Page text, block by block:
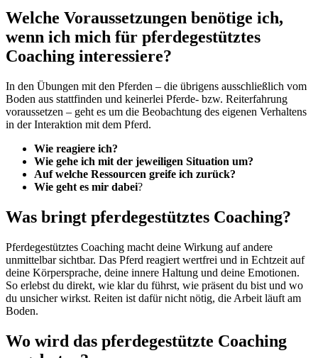
Welche Voraussetzungen benötige ich,
wenn ich mich für pferdegestütztes
Coaching interessiere?
In den Übungen mit den Pferden – die übrigens ausschließlich vom
Boden aus stattfinden und keinerlei Pferde- bzw. Reiterfahrung
voraussetzen – geht es um die Beobachtung des eigenen Verhaltens
in der Interaktion mit dem Pferd.
Wie reagiere ich?
Wie gehe ich mit der jeweiligen Situation um?
Auf welche Ressourcen greife ich zurück?
Wie geht es mir dabei?
Was bringt pferdegestütztes Coaching?
Pferdegestütztes Coaching macht deine Wirkung auf andere
unmittelbar sichtbar. Das Pferd reagiert wertfrei und in Echtzeit auf
deine Körpersprache, deine innere Haltung und deine Emotionen.
So erlebst du direkt, wie klar du führst, wie präsent du bist und wo
du unsicher wirkst. Reiten ist dafür nicht nötig, die Arbeit läuft am
Boden.
Wo wird das pferdegestützte Coaching